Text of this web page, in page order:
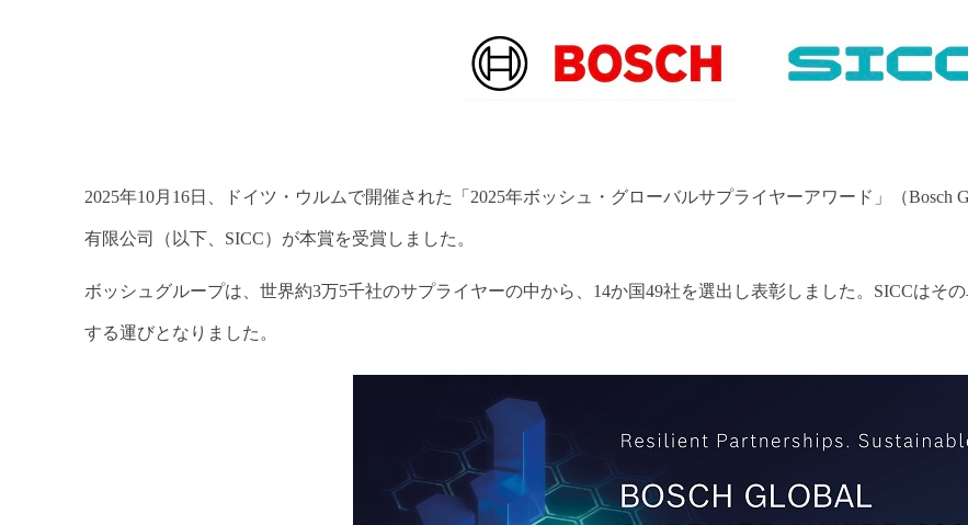
2025年10月16日、ドイツ・ウルムで開催された「2025年ボッシュ・グローバルサプライヤーアワード」 （Bosch
有限公司（以下、SICC）が本賞を受賞しました。
ボッシュグループは、世界約3万5千社のサプライヤーの中から、14か国49社を選出し表彰しました。 SICCはそ
する運びとなりました。